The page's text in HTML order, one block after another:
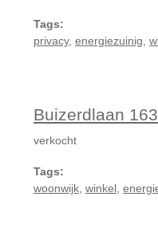
Tags:
privacy, energiezuinig
Buizerdlaan
verkocht
Tags:
woonwijk winkel